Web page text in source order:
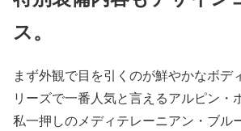
ス。
まず外観で目を引くのが鮮やかなボデ
リーズで一番人気と言えるアルピン
私一押しのメディテレーニアン・ブル